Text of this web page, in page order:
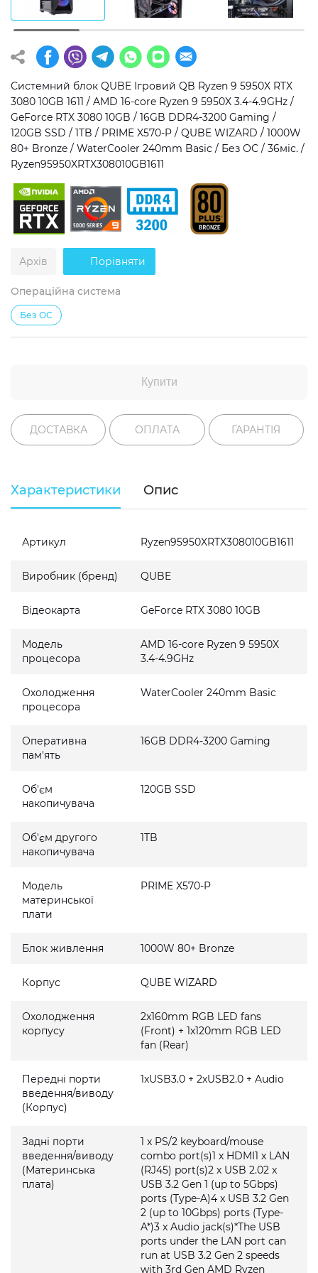
Операційна система
Windows 11 Home
Windows 11 Pro
Без ОС
Тип накопичувача
SSD
HDD
SSD + HDD
Додатково
RGB-підсвічування
Розблокований множник CPU
Надшвидкий M.2 SSD NVME
Системний блок QUBE Ігровий QB Ryzen 9 5950X RTX
3080 10GB 1611 / AMD 16-core Ryzen 9 5950X 3.4-4.9GHz /
GeForce RTX 3080 10GB / 16GB DDR4-3200 Gaming /
120GB SSD / 1TB / PRIME X570-P / QUBE WIZARD / 1000W
80+ Bronze / WaterCooler 240mm Basic / Без ОС / 36міс. /
Ryzen95950XRTX308010GB1611
Архів Порівняти
Операційна система
Без ОС
Купити
ДОСТАВКА ОПЛАТА ГАРАНТІЯ
Характеристики Опис
Артикул Ryzen95950XRTX308010GB1611
Виробник (бренд) QUBE
Відеокарта GeForce RTX 3080 10GB
Модель
процесора
AMD 16-core Ryzen 9 5950X
3.4-4.9GHz
Охолодження
процесора
WaterCooler 240mm Basic
Оперативна
пам'ять
16GB DDR4-3200 Gaming
Об'єм
накопичувача
120GB SSD
Об'єм другого
накопичувача
1TB
Модель
материнської
плати
PRIME X570-P
Блок живлення 1000W 80+ Bronze
Корпус QUBE WIZARD
Охолодження
корпусу
2x160mm RGB LED fans
(Front) + 1x120mm RGB LED
fan (Rear)
Передні порти
введення/виводу
(Корпус)
1xUSB3.0 + 2xUSB2.0 + Audio
Задні порти
введення/виводу
(Материнська
плата)
1 x PS/2 keyboard/mouse
combo port(s)1 x HDMI1 x LAN
(RJ45) port(s)2 x USB 2.02 x
USB 3.2 Gen 1 (up to 5Gbps)
ports (Type-A)4 x USB 3.2 Gen
2 (up to 10Gbps) ports (Type-
A*)3 x Audio jack(s)*The USB
ports under the LAN port can
run at USB 3.2 Gen 2 speeds
with 3rd Gen AMD Ryzen